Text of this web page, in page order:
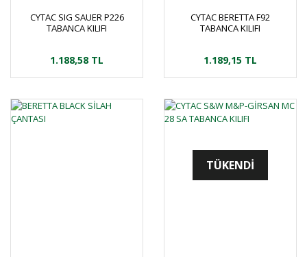
CYTAC SIG SAUER P226
TABANCA KILIFI
1.188,58 TL
CYTAC BERETTA F92
TABANCA KILIFI
1.189,15 TL
TÜKENDİ